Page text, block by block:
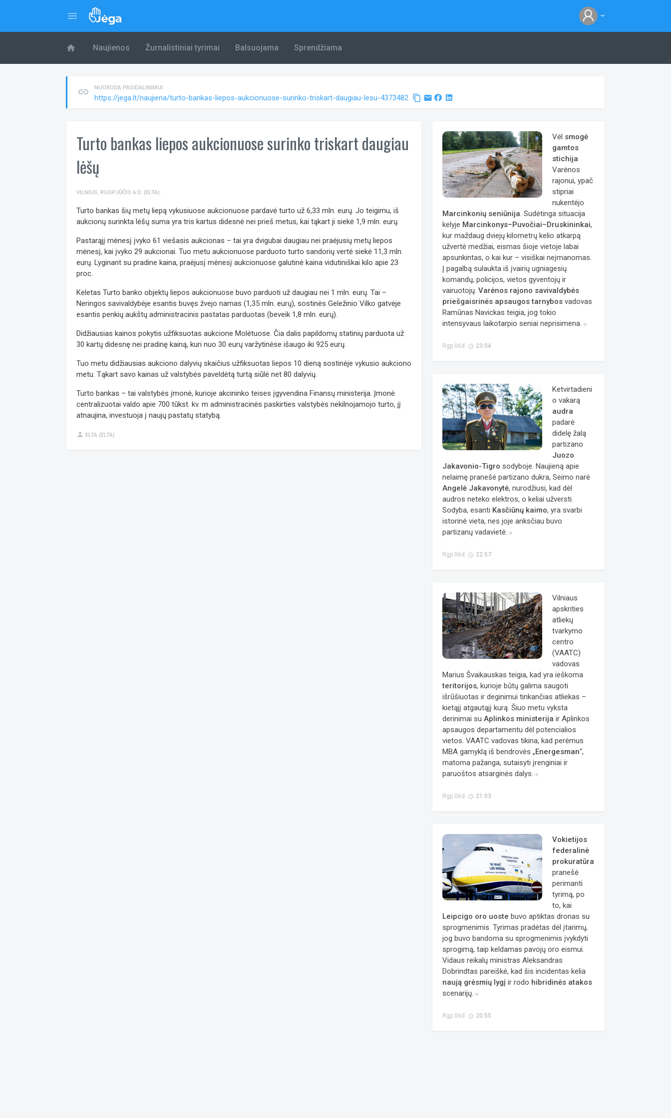
menu
home Naujienos Žurnalistiniai tyrimai Balsuojama Sprendžiama
link NUORODA PASIDALINIMUI:
https://jega.lt/naujiena/turto-bankas-liepos-aukcionuose-surinko-triskart-daugiau-lesu-4373482 content_copy email
Turto bankas liepos aukcionuose surinko triskart daugiau
lėšų
VILNIUS, RUGPJŪČIO 6 D. (ELTA).
Turto bankas šių metų liepą vykusiuose aukcionuose pardavė turto už 6,33 mln. eurų. Jo teigimu, iš
aukcionų surinkta lėšų suma yra tris kartus didesnė nei prieš metus, kai tąkart ji siekė 1,9 mln. eurų.
Pastarąjį mėnesį įvyko 61 viešasis aukcionas – tai yra dvigubai daugiau nei praėjusių metų liepos
mėnesį, kai įvyko 29 aukcionai. Tuo metu aukcionuose parduoto turto sandorių vertė siekė 11,3 mln.
eurų. Lyginant su pradine kaina, praėjusį mėnesį aukcionuose galutinė kaina vidutiniškai kilo apie 23
proc.
Keletas Turto banko objektų liepos aukcionuose buvo parduoti už daugiau nei 1 mln. eurų. Tai –
Neringos savivaldybėje esantis buvęs žvejo namas (1,35 mln. eurų), sostinės Geležinio Vilko gatvėje
esantis penkių aukštų administracinis pastatas parduotas (beveik 1,8 mln. eurų).
Didžiausias kainos pokytis užfiksuotas aukcione Molėtuose. Čia dalis papildomų statinių parduota už
30 kartų didesnę nei pradinę kainą, kuri nuo 30 eurų varžytinėse išaugo iki 925 eurų.
Tuo metu didžiausias aukciono dalyvių skaičius užfiksuotas liepos 10 dieną sostinėje vykusio aukciono
metu. Tąkart savo kainas už valstybės paveldėtą turtą siūlė net 80 dalyvių.
Turto bankas – tai valstybės įmonė, kurioje akcininko teises įgyvendina Finansų ministerija. Įmonė
centralizuotai valdo apie 700 tūkst. kv. m administracinės paskirties valstybės nekilnojamojo turto, jį
atnaujina, investuoja į naujų pastatų statybą.
person ELTA (ELTA)
Vėl smogė
gamtos
stichija
Varėnos
rajonui, ypač
stipriai
nukentėjo
Marcinkonių seniūnija. Sudėtinga situacija
kelyje Marcinkonys–Puvočiai–Druskininkai,
kur maždaug dviejų kilometrų kelio atkarpą
užvertė medžiai, eismas šioje vietoje labai
apsunkintas, o kai kur – visiškai neįmanomas.
Į pagalbą sulaukta iš įvairių ugniagesių
komandų, policijos, vietos gyventojų ir
vairuotojų.Varėnos rajono savivaldybės
priešgaisrinės apsaugos tarnybos vadovas
Ramūnas Navickas teigia, jog tokio
intensyvaus laikotarpio seniai neprisimena. arrow_forward
Rgp 06d. access_time 23:04
Ketvirtadieni
o vakarą
audra
padarė
didelę žalą
partizano
Juozo
Jakavonio-Tigro sodyboje. Naujieną apie
nelaimę pranešė partizano dukra, Seimo narė
Angelė Jakavonytė, nurodžiusi, kad dėl
audros neteko elektros, o keliai užversti.
Sodyba, esanti Kasčiūnų kaimo, yra svarbi
istorinė vieta, nes joje anksčiau buvo
partizanų vadavietė. arrow_forward
Rgp 06d. access_time 22:57
Vilniaus
apskrities
atliekų
tvarkymo
centro
(VAATC)
vadovas
Marius Švaikauskas teigia, kad yra ieškoma
teritorijos, kurioje būtų galima saugoti
išrūšiuotas ir deginimui tinkančias atliekas –
kietąjį atgautąjį kurą. Šiuo metu vyksta
derinimai suAplinkos ministerija ir Aplinkos
apsaugos departamentu dėl potencialios
vietos. VAATC vadovas tikina, kad perėmus
MBA gamyklą iš bendrovės „Energesman“,
matoma pažanga, sutaisyti įrenginiai ir
paruoštos atsarginės dalys. arrow_forward
Rgp 06d. access_time 21:03
Vokietijos
federalinė
prokuratūra
pranešė
perimanti
tyrimą, po
to, kai
Leipcigo oro uoste buvo aptiktas dronas su
sprogmenimis. Tyrimas pradėtas dėl įtarimų,
jog buvo bandoma su sprogmenimis įvykdyti
sprogimą, taip keldamas pavojų oro eismui.
Vidaus reikalų ministras Aleksandras
Dobrindtas pareiškė, kad šis incidentas kelia
naują grėsmių lygį ir rodo hibridinės atakos
scenarijų. arrow_forward
Rgp 06d. access_time 20:55